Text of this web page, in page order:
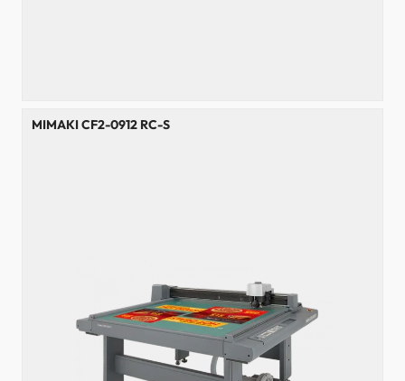
MIMAKI CF2-0912 RC-S